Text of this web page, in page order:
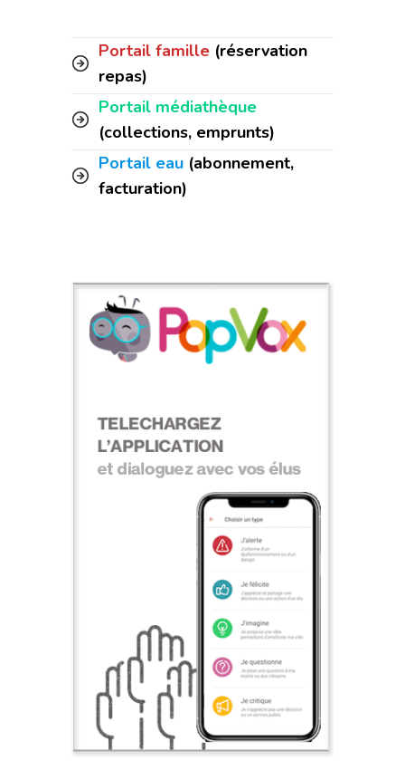
Portail famille (réservation
repas)
Portail médiathèque
(collections, emprunts)
Portail eau (abonnement,
facturation)